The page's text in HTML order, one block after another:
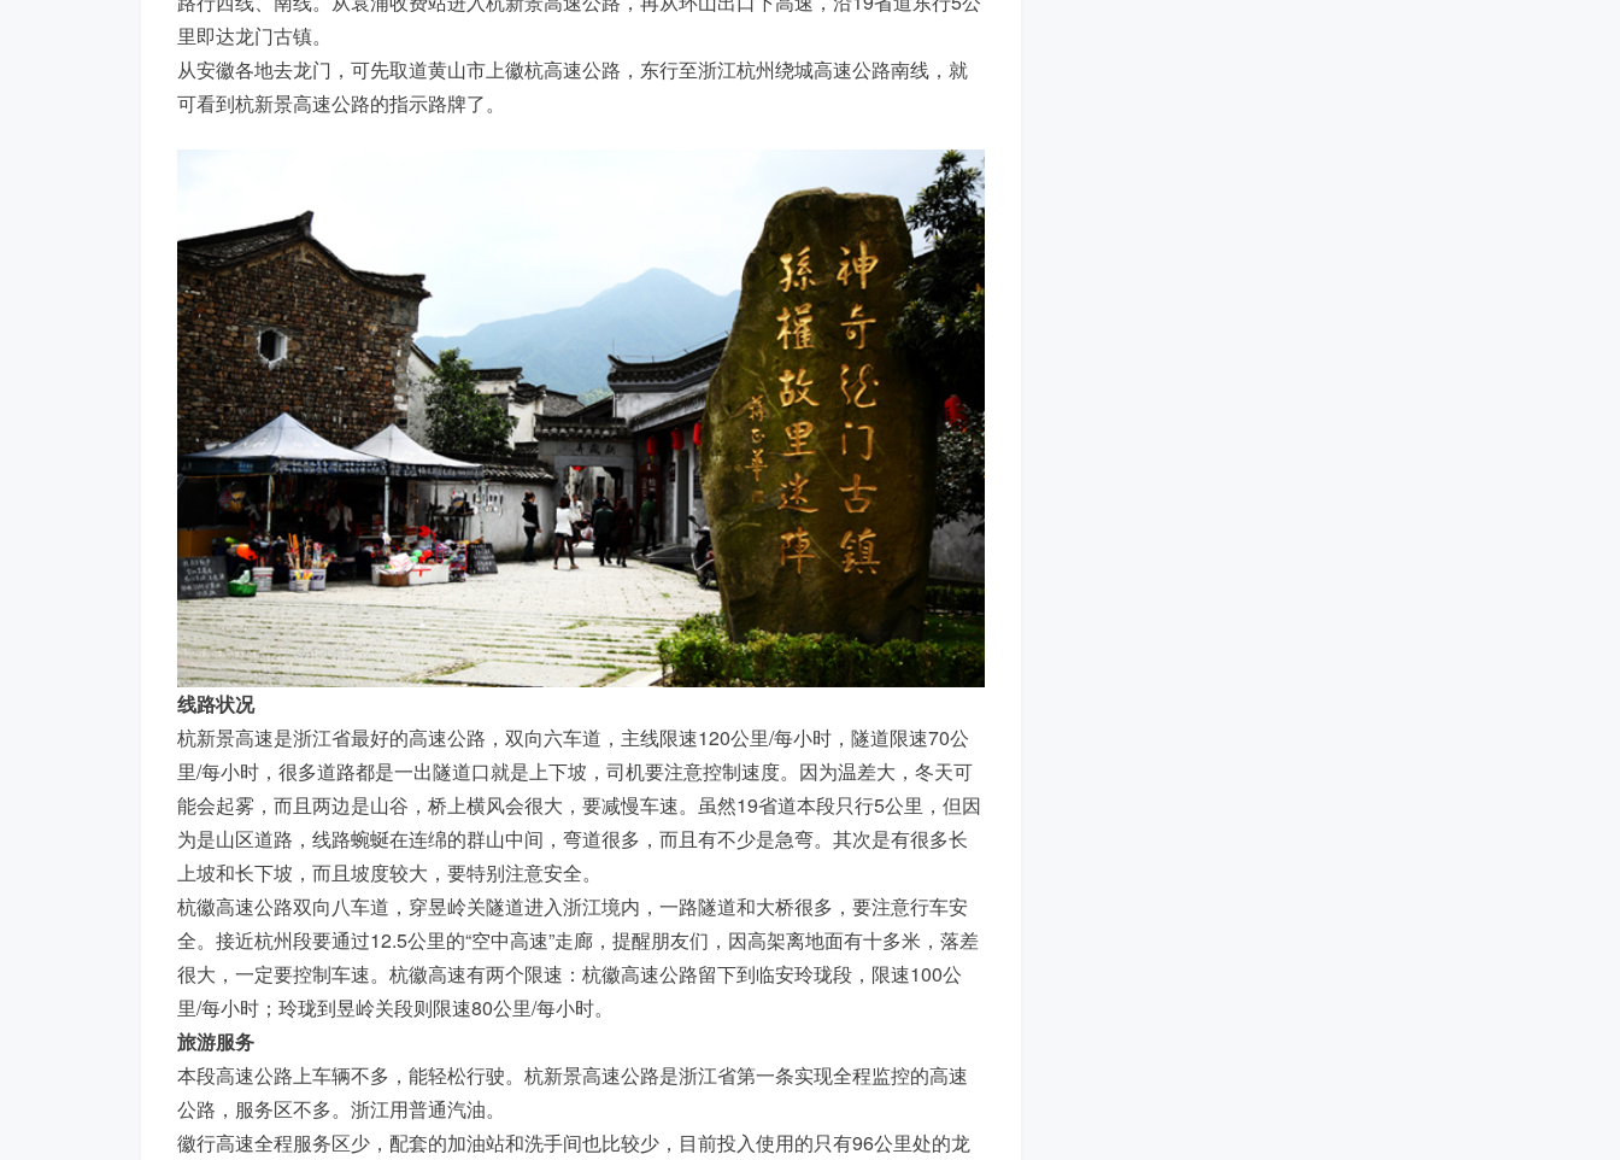
里即达龙门古镇。
从安徽各地去龙门，可先取道黄山市上徽杭高速公路，东行至浙江杭州绕城高速公路南线，就
可看到杭新景高速公路的指示路牌了。
线路状况
杭新景高速是浙江省最好的高速公路，双向六车道，主线限速120公里/每小时，隧道限速70公
里/每小时，很多道路都是一出隧道口就是上下坡，司机要注意控制速度。因为温差大，冬天可
能会起雾，而且两边是山谷，桥上横风会很大，要减慢车速。虽然19省道本段只行5公里，但因
为是山区道路，线路蜿蜒在连绵的群山中间，弯道很多，而且有不少是急弯。其次是有很多长
上坡和长下坡，而且坡度较大，要特别注意安全。
杭徽高速公路双向八车道，穿昱岭关隧道进入浙江境内，一路隧道和大桥很多，要注意行车安
全。接近杭州段要通过12.5公里的“空中高速”走廊，提醒朋友们，因高架离地面有十多米，落差
很大，一定要控制车速。杭徽高速有两个限速：杭徽高速公路留下到临安玲珑段，限速100公
里/每小时；玲珑到昱岭关段则限速80公里/每小时。
旅游服务
本段高速公路上车辆不多，能轻松行驶。杭新景高速公路是浙江省第一条实现全程监控的高速
公路，服务区不多。浙江用普通汽油。
徽行高速全程服务区少，配套的加油站和洗手间也比较少，目前投入使用的只有96公里处的龙